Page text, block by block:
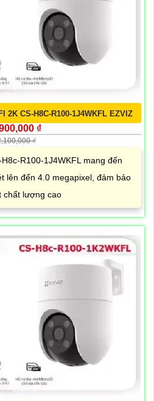
2K CS-H8C-R100-1J4WKFL EZVIZ
₫
₫
R100-1J4WKFL mang đến
lên đến 4.0 megapixel, đảm bảo
chất lượng cao